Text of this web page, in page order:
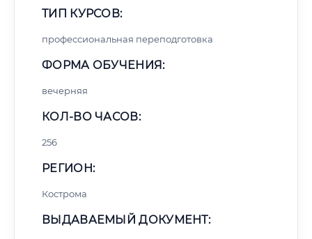
ТИП КУРСОВ:
профессиональная переподготовка
ФОРМА ОБУЧЕНИЯ:
вечерняя
КОЛ-ВО ЧАСОВ:
256
РЕГИОН:
Кострома
ВЫДАВАЕМЫЙ ДОКУМЕНТ: